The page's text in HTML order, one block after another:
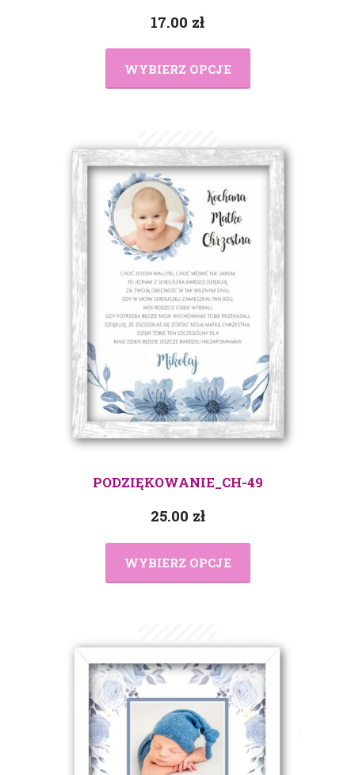
17.00 zł
WYBIERZ OPCJE
PODZIĘKOWANIE_CH-49
25.00 zł
WYBIERZ OPCJE